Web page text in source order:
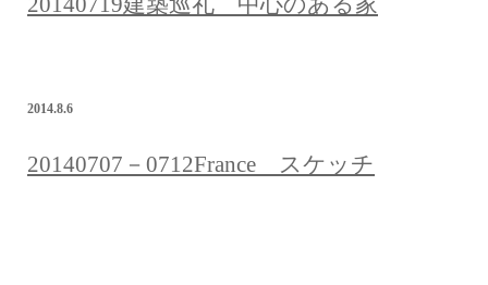
2014.8.6
20140707－0712France スケッチ